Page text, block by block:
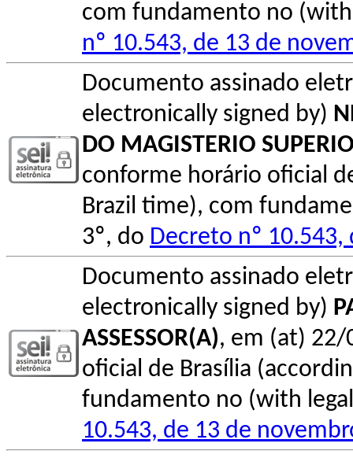
com fundamento no
nº 10.543, de 13 de
Documento assinado
electronically signed by)
DO MAGISTERIO
conforme horário oficial
Brazil time), com
3º, do Decreto nº
Documento assinado
electronically signed by)
ASSESSOR(A), em (at)
oficial de Brasília
fundamento no (with
10.543, de 13 de